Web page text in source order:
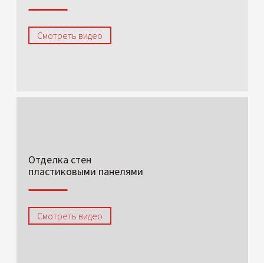
Смотреть видео
Отделка стен
пластиковыми панелями
Смотреть видео